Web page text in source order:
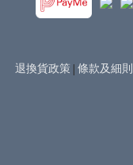
退換貨政策 | 條款及細則